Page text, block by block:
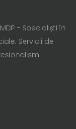
- Specialiști în
Servicii de